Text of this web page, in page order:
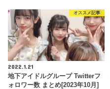
オススメ記事
2022.1.21
地下アイドルグループ Twitterフ
ォロワー数 まとめ[2023年10月]